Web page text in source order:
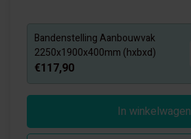
Bandenstelling Aanbouwvak
2250x1900x400mm (hxbxd)
€117,90
-
In winkelwagen